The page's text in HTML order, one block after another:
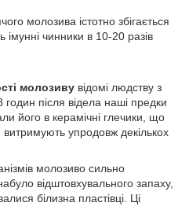
молозива істотно збігається
чинники в 10-20 разів
молозиву відомі людству з
після відела наші предки
його в керамічні глечики, що
витримують упродовж декількох
молозиво сильно
відштовхувального запаху,
білизна пластівці. Ці